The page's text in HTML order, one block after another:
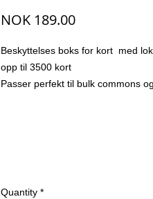
NOK 189.00Price
Beskyttelses boks for kort med
opp til 3500 kort
Passer perfekt til bulk commons og
Quantity *